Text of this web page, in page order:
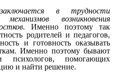
в трудности
возникновения
Именно поэтому так
родителей и педагогов,
и готовность оказывать
Именно поэтому бывают
психологов, помогающих
и найти решение.